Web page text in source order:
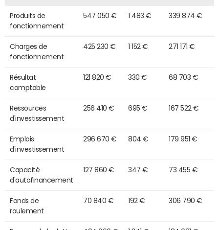
Produits de
fonctionnement
547 050 € 1 483 € 339 874 €
Charges de
fonctionnement
425 230 € 1 152 € 271 171 €
Résultat
comptable
121 820 € 330 € 68 703 €
Ressources
d'investissement
256 410 € 695 € 167 522 €
Emplois
d'investissement
296 670 € 804 € 179 951 €
Capacité
d'autofinancement
127 860 € 347 € 73 455 €
Fonds de
roulement
70 840 € 192 € 306 790 €